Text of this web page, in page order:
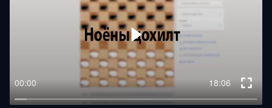
Д.Баттулга
Даам
Танилцуулга
Яг одоо
үзэх